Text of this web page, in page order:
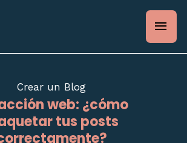
Crear un Blog
web: ¿cómo
tus posts